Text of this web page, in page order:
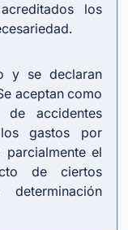
los
y se declaran
aceptan como
de accidentes
gastos por
el
de ciertos